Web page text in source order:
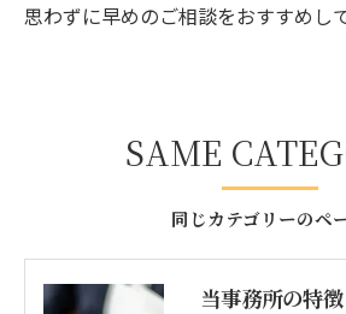
思わずに早めのご相談をおすすめし
同じカテゴリーのペ
SAME
当事務所の特徴